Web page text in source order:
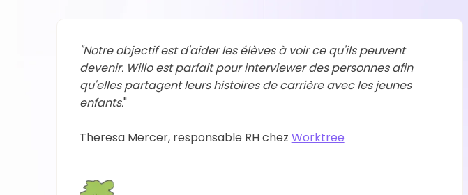
"Notre objectif est d'aider les élèves à voir ce qu'ils peuvent
devenir. Willo est parfait pour interviewer des personnes afin
qu'elles partagent leurs histoires de carrière avec les jeunes
enfants."
Theresa Mercer, responsable RH chez Worktree